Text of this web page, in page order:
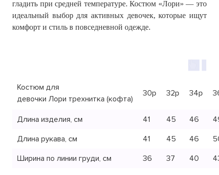
гладить при средней температуре.Костюм «Лори» — это
идеальный выбор для активных девочек, которые ищут
комфорт и стиль в повседневной одежде.
Костюм для
девочки Лори трехнитка (кофта)
30р 32р 34р
Длина изделия, см 41 45 46
Длина рукава, см
41 45 46
Ширина по линии груди, см
36 37 40